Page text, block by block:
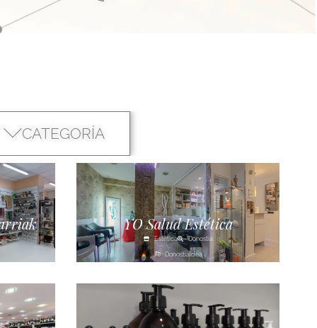
CATEGORÍA
YO Salud Estética
Estética Donostia
Donostialdea